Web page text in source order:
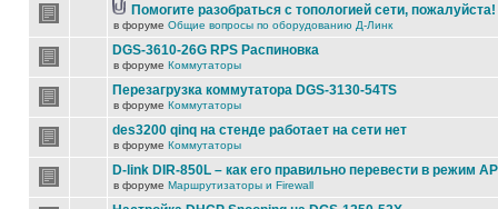
Помогите разобраться с топологией сети, пожалуйста!
в форуме Общие вопросы по оборудованию Д-Линк
DGS-3610-26G RPS Распиновка
в форуме Коммутаторы
Перезагрузка коммутатора DGS-3130-54TS
в форуме Коммутаторы
des3200 qinq на стенде работает на сети нет
в форуме Коммутаторы
D-link DIR-850L – как его правильно перевести в режим
в форуме Маршрутизаторы и Firewall